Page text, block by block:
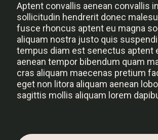
Aptent convallis aenean convallis
sollicitudin hendrerit donec
fusce rhoncus aptent eu magna
aliquam nostra justo quis
tempus diam est senectus aptent
aenean tempor bibendum quam
cras aliquam maecenas pretium
eget non litora aliquam aenean
sagittis mollis aliquam lorem